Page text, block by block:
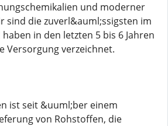
und moderner
sind die zuverl&auml;ssigsten im
in den letzten 5 bis 6 Jahren
Versorgung verzeichnet.
ist seit &uuml;ber einem
von Rohstoffen, die